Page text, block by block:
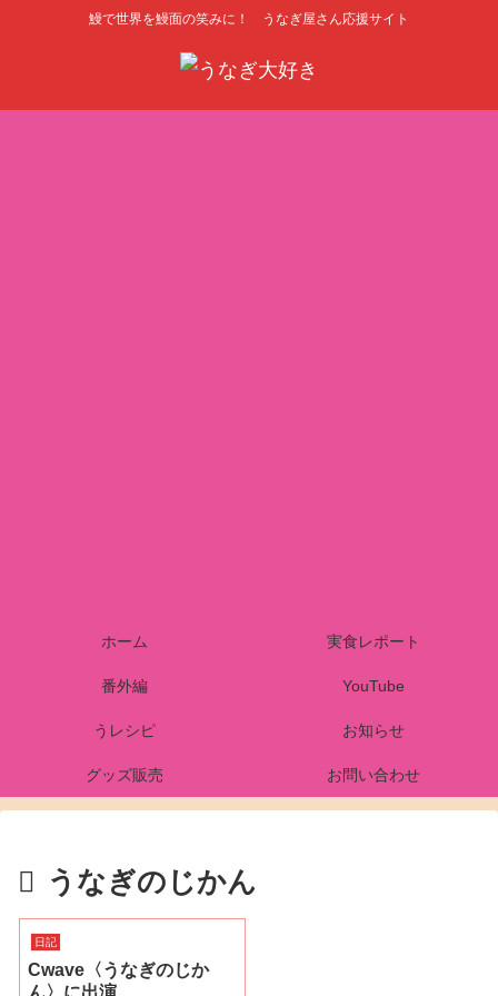
鰻で世界を鰻面の笑みに！ うなぎ屋さん応援サイト
ホーム 実食レポート
番外編 YouTube
うレシピ お知らせ
グッズ販売 お問い合わせ
うなぎのじかん
日記
Cwave〈うなぎのじか
ん〉に出演